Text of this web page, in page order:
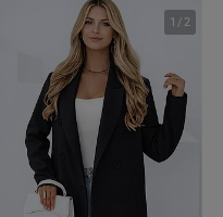
1 / 2